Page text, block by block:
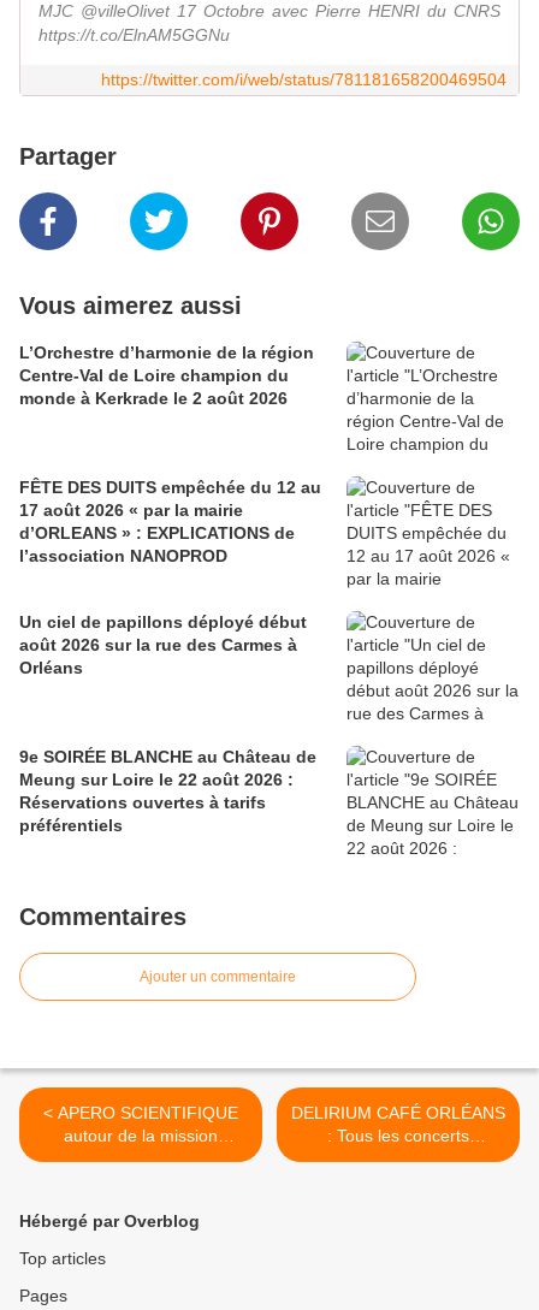
MJC @villeOlivet 17 Octobre avec Pierre HENRI du CNRS
https://t.co/ElnAM5GGNu
https://twitter.com/i/web/status/781181658200469504
Partager
Vous aimerez aussi
L’Orchestre d’harmonie de la région
Centre-Val de Loire champion du
monde à Kerkrade le 2 août 2026
FÊTE DES DUITS empêchée du 12 au
17 août 2026 « par la mairie
d’ORLEANS » : EXPLICATIONS de
l’association NANOPROD
Un ciel de papillons déployé début
août 2026 sur la rue des Carmes à
Orléans
9e SOIRÉE BLANCHE au Château de
Meung sur Loire le 22 août 2026 :
Réservations ouvertes à tarifs
préférentiels
Commentaires
Ajouter un commentaire
< APERO SCIENTIFIQUE
autour de la mission
spatiale Rosetta à la MJC
DELIRIUM CAFÉ ORLÉANS
: Tous les concerts
programmés d'octobre à
Hébergé par Overblog
Top articles
Pages